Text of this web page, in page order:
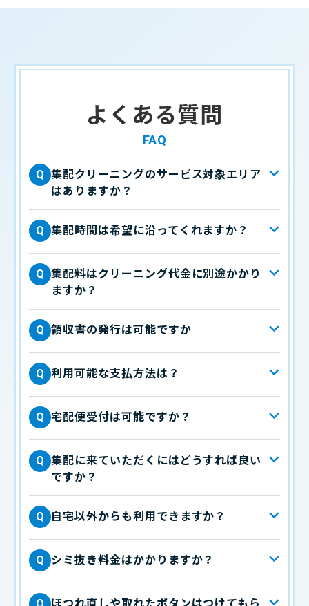
よくある質問
FAQ
Q 集配クリーニングのサービス対象エリア
はありますか？
Q 集配時間は希望に沿ってくれますか？
Q 集配料はクリーニング代金に別途かかり
ますか？
Q 領収書の発行は可能ですか
Q 利用可能な支払方法は？
Q 宅配便受付は可能ですか？
Q 集配に来ていただくにはどうすれば良い
ですか？
Q 自宅以外からも利用できますか？
Q シミ抜き料金はかかりますか？